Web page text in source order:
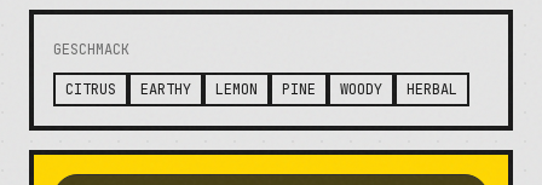
GESCHMACK
CITRUS EARTHY LEMON PINE WOODY HERBAL